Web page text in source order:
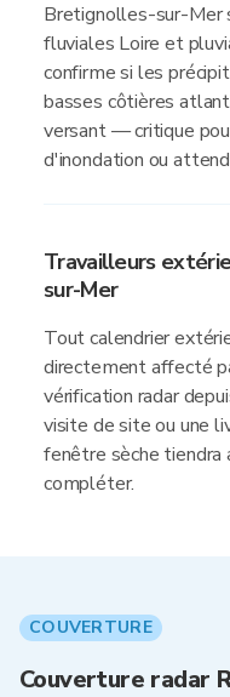
Bretignolles-sur-Mer
fluviales Loire et
confirme si les
basses côtières
versant — critique
d'inondation ou
Travailleurs
sur-Mer
Tout calendrier
directement affecté
vérification radar
visite de site ou une
fenêtre sèche
compléter.
COUVERTURE
Couverture radar